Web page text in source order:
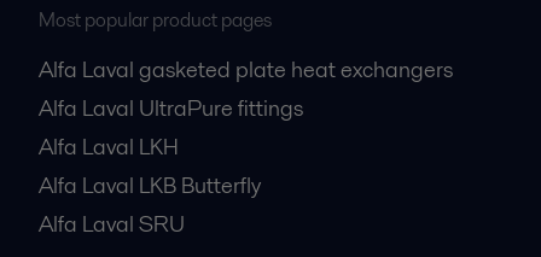
Most popular product pages
Alfa Laval gasketed plate heat exchangers
Alfa Laval UltraPure fittings
Alfa Laval LKH
Alfa Laval LKB Butterfly
Alfa Laval SRU